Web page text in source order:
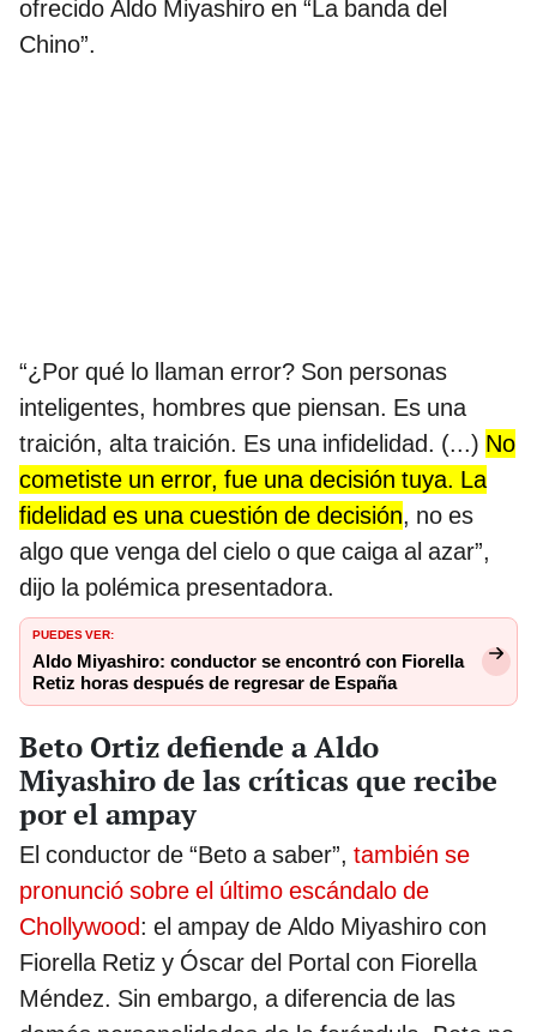
ofrecido Aldo Miyashiro en “La banda del
Chino”.
“¿Por qué lo llaman error? Son personas
inteligentes, hombres que piensan. Es una
traición, alta traición. Es una infidelidad. (...) No
cometiste un error, fue una decisión tuya. La
fidelidad es una cuestión de decisión, no es
algo que venga del cielo o que caiga al azar”,
dijo la polémica presentadora.
PUEDES VER:
Aldo Miyashiro: conductor se encontró con Fiorella
Retiz horas después de regresar de España
Beto Ortiz defiende a Aldo
Miyashiro de las críticas que recibe
por el ampay
El conductor de “Beto a saber”, también se
pronunció sobre el último escándalo de
Chollywood: el ampay de Aldo Miyashiro con
Fiorella Retiz y Óscar del Portal con Fiorella
Méndez. Sin embargo, a diferencia de las